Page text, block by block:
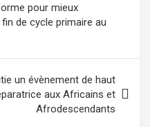
pour mieux
de cycle primaire au
un évènement de haut
aux Africains et
Afrodescendants